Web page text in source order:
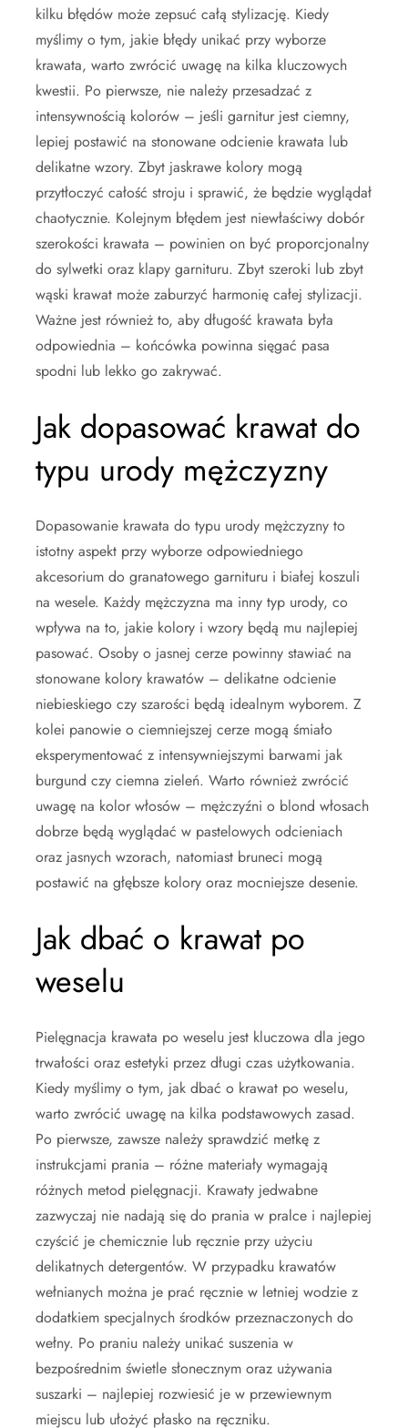
kilku błędów może zepsuć całą stylizację. Kiedy
myślimy o tym, jakie błędy unikać przy wyborze
krawata, warto zwrócić uwagę na kilka kluczowych
kwestii. Po pierwsze, nie należy przesadzać z
intensywnością kolorów – jeśli garnitur jest ciemny,
lepiej postawić na stonowane odcienie krawata lub
delikatne wzory. Zbyt jaskrawe kolory mogą
przytłoczyć całość stroju i sprawić, że będzie wyglądał
chaotycznie. Kolejnym błędem jest niewłaściwy dobór
szerokości krawata – powinien on być proporcjonalny
do sylwetki oraz klapy garnituru. Zbyt szeroki lub zbyt
wąski krawat może zaburzyć harmonię całej stylizacji.
Ważne jest również to, aby długość krawata była
odpowiednia – końcówka powinna sięgać pasa
spodni lub lekko go zakrywać.
Jak dopasować krawat do
typu urody mężczyzny
Dopasowanie krawata do typu urody mężczyzny to
istotny aspekt przy wyborze odpowiedniego
akcesorium do granatowego garnituru i białej koszuli
na wesele. Każdy mężczyzna ma inny typ urody, co
wpływa na to, jakie kolory i wzory będą mu najlepiej
pasować. Osoby o jasnej cerze powinny stawiać na
stonowane kolory krawatów – delikatne odcienie
niebieskiego czy szarości będą idealnym wyborem. Z
kolei panowie o ciemniejszej cerze mogą śmiało
eksperymentować z intensywniejszymi barwami jak
burgund czy ciemna zieleń. Warto również zwrócić
uwagę na kolor włosów – mężczyźni o blond włosach
dobrze będą wyglądać w pastelowych odcieniach
oraz jasnych wzorach, natomiast bruneci mogą
postawić na głębsze kolory oraz mocniejsze desenie.
Jak dbać o krawat po
weselu
Pielęgnacja krawata po weselu jest kluczowa dla jego
trwałości oraz estetyki przez długi czas użytkowania.
Kiedy myślimy o tym, jak dbać o krawat po weselu,
warto zwrócić uwagę na kilka podstawowych zasad.
Po pierwsze, zawsze należy sprawdzić metkę z
instrukcjami prania – różne materiały wymagają
różnych metod pielęgnacji. Krawaty jedwabne
zazwyczaj nie nadają się do prania w pralce i najlepiej
czyścić je chemicznie lub ręcznie przy użyciu
delikatnych detergentów. W przypadku krawatów
wełnianych można je prać ręcznie w letniej wodzie z
dodatkiem specjalnych środków przeznaczonych do
wełny. Po praniu należy unikać suszenia w
bezpośrednim świetle słonecznym oraz używania
suszarki – najlepiej rozwiesić je w przewiewnym
miejscu lub ułożyć płasko na ręczniku.